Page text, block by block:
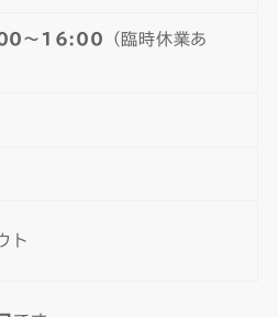
〜16:00
（臨時休業あ
ト